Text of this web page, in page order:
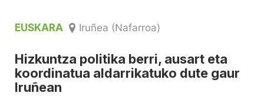
EUSKARA Iruñea (Nafarroa)
Hizkuntza politika berri, ausart eta
koordinatua aldarrikatuko dute gaur
Iruñean